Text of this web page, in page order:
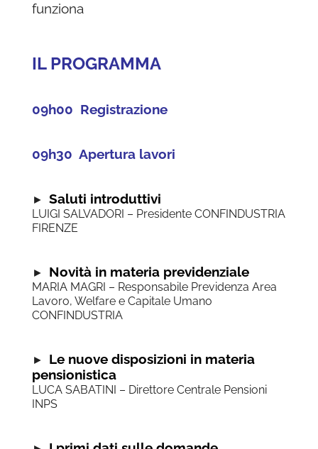
funziona
IL PROGRAMMA
09h00 Registrazione
09h30 Apertura lavori
► Saluti introduttivi
LUIGI SALVADORI – Presidente CONFINDUSTRIA
FIRENZE
► Novità in materia previdenziale
MARIA MAGRI – Responsabile Previdenza Area
Lavoro, Welfare e Capitale Umano
CONFINDUSTRIA
► Le nuove disposizioni in materia
pensionistica
LUCA SABATINI – Direttore Centrale Pensioni
INPS